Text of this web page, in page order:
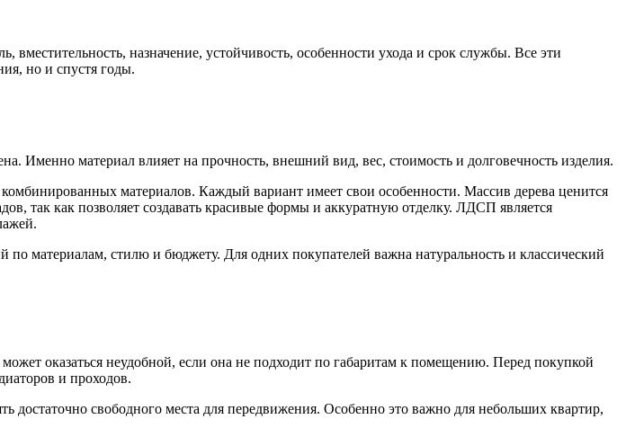
назначение, устойчивость, особенности ухода и срок службы. Все эти
но и спустя годы.
Именно материал влияет на прочность, внешний вид, вес, стоимость и долговечность изделия.
материалов. Каждый вариант имеет свои особенности. Массив дерева ценится
так как позволяет создавать красивые формы и аккуратную отделку. ЛДСП является
материалам, стилю и бюджету. Для одних покупателей важна натуральность и классический
оказаться неудобной, если она не подходит по габаритам к помещению. Перед покупкой
и проходов.
свободного места для передвижения. Особенно это важно для небольших квартир,